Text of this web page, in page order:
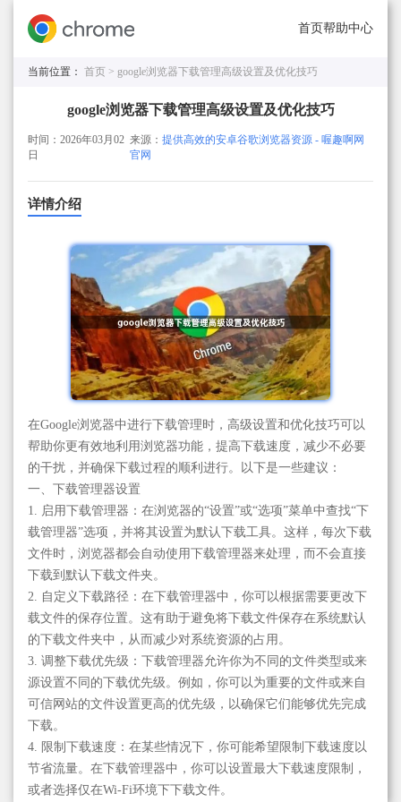
首页帮助中心
当前位置： 首页 > google浏览器下载管理高级设置及优化技巧
google浏览器下载管理高级设置及优化技巧
时间：2026年03月02
日
来源：提供高效的安卓谷歌浏览器资源 - 喔趣啊网
官网
详情介绍
在Google浏览器中进行下载管理时，高级设置和优化技巧可以
帮助你更有效地利用浏览器功能，提高下载速度，减少不必要
的干扰，并确保下载过程的顺利进行。以下是一些建议：
一、下载管理器设置
1. 启用下载管理器：在浏览器的“设置”或“选项”菜单中查找“下
载管理器”选项，并将其设置为默认下载工具。这样，每次下载
文件时，浏览器都会自动使用下载管理器来处理，而不会直接
下载到默认下载文件夹。
2. 自定义下载路径：在下载管理器中，你可以根据需要更改下
载文件的保存位置。这有助于避免将下载文件保存在系统默认
的下载文件夹中，从而减少对系统资源的占用。
3. 调整下载优先级：下载管理器允许你为不同的文件类型或来
源设置不同的下载优先级。例如，你可以为重要的文件或来自
可信网站的文件设置更高的优先级，以确保它们能够优先完成
下载。
4. 限制下载速度：在某些情况下，你可能希望限制下载速度以
节省流量。在下载管理器中，你可以设置最大下载速度限制，
或者选择仅在Wi-Fi环境下下载文件。